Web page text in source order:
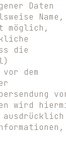
Daten
Name,
möglich,
die
dem
wird